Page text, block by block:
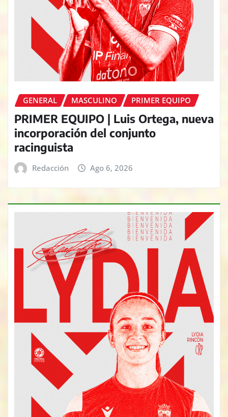
GENERAL MASCULINO PRIMER EQUIPO
PRIMER EQUIPO | Luis Ortega, nueva
incorporación del conjunto
racinguista
Redacción Ago 6, 2026